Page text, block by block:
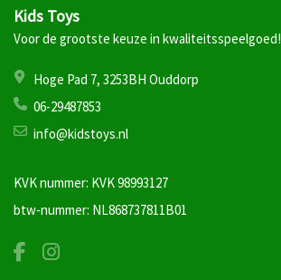
Kids Toys
Voor de grootste keuze in kwaliteitsspeelgoed!
Hoge Pad 7, 3253BH Ouddorp
06-29487853
info@kidstoys.nl
KVK nummer: KVK 98993127
btw-nummer: NL868737811B01